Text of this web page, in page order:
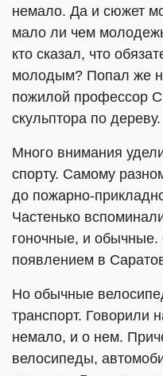
немало. Да и сюжет
мало ли чем
кто сказал, что
молодым? Попал же
пожилой профессор
скульптора по дереву.
Много внимания
спорту. Самому
до пожарно-
Частенько
гоночные, и
появлением в
Но обычные
транспорт. Говорили
немало, и о нем.
велосипеды,